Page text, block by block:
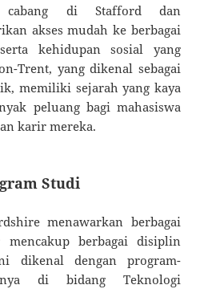
cabang di Stafford dan
akses mudah ke berbagai
kehidupan sosial yang
Trent, yang dikenal sebagai
memiliki sejarah yang kaya
peluang bagi mahasiswa
karir mereka.
Studi
menawarkan berbagai
berbagai disiplin
dikenal dengan program-
di bidang Teknologi